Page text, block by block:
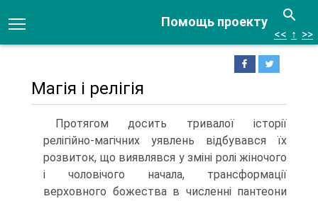
Помощь проекту
<< ↑ >>
Магія і релігія
Протягом досить тривалої історії
релігійно-магічних уявлень відбувався їх
розвиток, що виявлявся у зміні ролі жіночого
і чо­ловічого начала, трансформації
верховного божества в числен­ні пантеони